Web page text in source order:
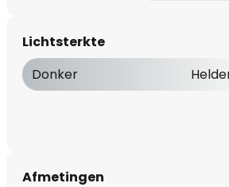
Lichtsterkte
Donker
Afmetingen